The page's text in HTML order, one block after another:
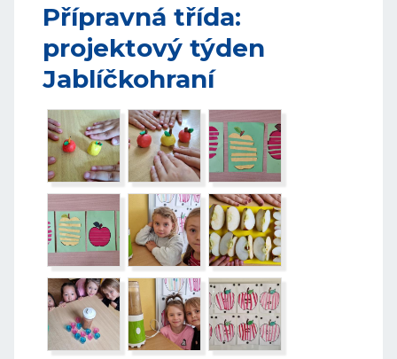
Přípravná třída:
projektový týden
Jablíčkohraní